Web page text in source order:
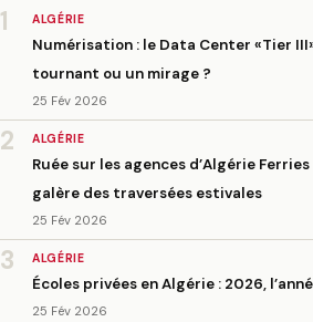
1 ALGÉRIE
Numérisation : le Data Center «Tier
tournant ou un mirage ?
25 Fév 2026
2 ALGÉRIE
Ruée sur les agences d’Algérie
galère des traversées estivales
25 Fév 2026
3 ALGÉRIE
Écoles privées en Algérie : 2026,
25 Fév 2026